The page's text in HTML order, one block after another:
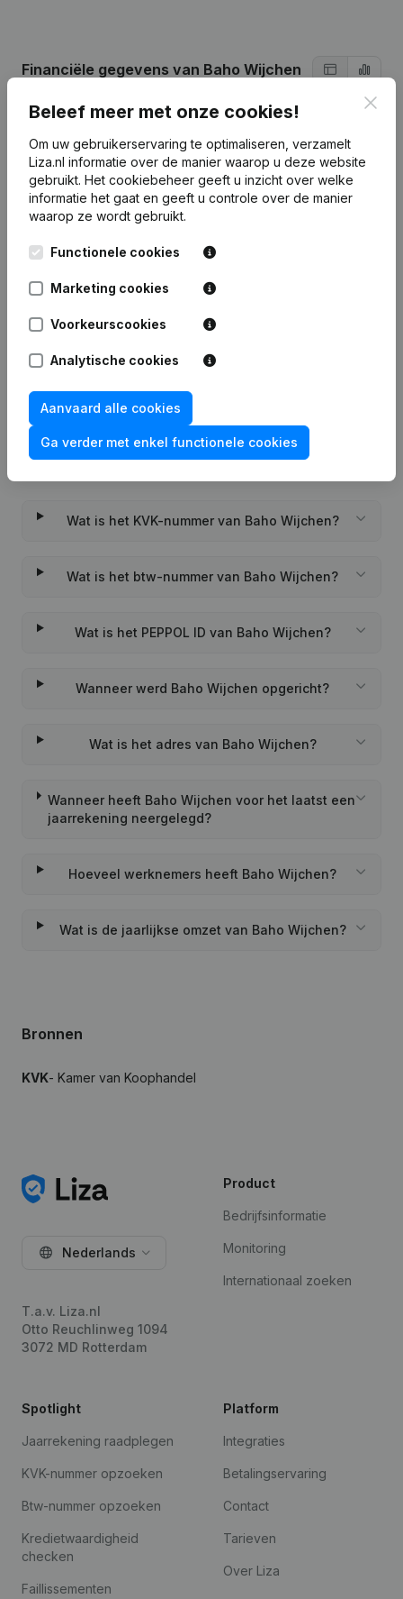
Financiële gegevens van Baho Wijchen
Winst/Verlies - - € -29.401.728
Omzet
Eigen
Brutomarge
Personeel
Wat is het KVK-nummer van Baho Wijchen?
Wat is het btw-nummer van Baho Wijchen?
Wat is het PEPPOL ID van Baho Wijchen?
Wanneer werd Baho Wijchen opgericht?
Wat is het adres van Baho Wijchen?
Wanneer heeft Baho Wijchen voor het laatst een
jaarrekening neergelegd?
Hoeveel werknemers heeft Baho Wijchen?
Wat is de jaarlijkse omzet van Baho Wijchen?
Bronnen
KVK- Kamer van Koophandel
Beleef meer met onze cookies!
Om uw gebruikerservaring te optimaliseren, verzamelt
Liza.nl informatie over de manier waarop u deze website
gebruikt. Het cookiebeheer geeft u inzicht over welke
informatie het gaat en geeft u controle over de manier
waarop ze wordt gebruikt.
Functionele cookies
Marketing cookies
Voorkeurscookies
Analytische cookies
Aanvaard alle cookies
Ga verder met enkel functionele cookies
Nederlands
T.a.v. Liza.nl
Otto Reuchlinweg 1094
3072 MD Rotterdam
Product
Bedrijfsinformatie
Monitoring
Internationaal zoeken
Spotlight
Jaarrekening raadplegen
KVK-nummer opzoeken
Btw-nummer opzoeken
Kredietwaardigheid
checken
Faillissementen
Platform
Integraties
Betalingservaring
Contact
Tarieven
Over Liza